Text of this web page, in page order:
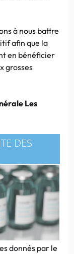
à nous battre
afin que la
en bénéficier
grosses
Les
DES
donnés par le